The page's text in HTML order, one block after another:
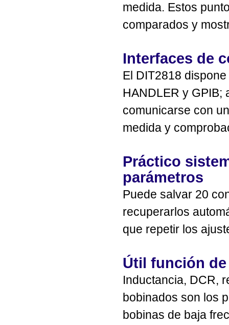
medida. Estos
comparados y
Interfaces de
El DIT2818
HANDLER y GPIB;
comunicarse con
medida y
Práctico
parámetros
Puede salvar 20
recuperarlos
que repetir los
Útil función
Inductancia, DCR,
bobinados son los
bobinas de baja